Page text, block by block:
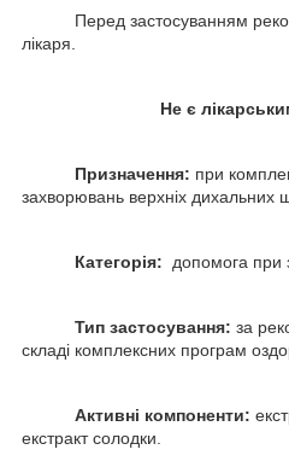
Перед застосуванням
лікаря.
Не є
Призначення: при
захворювань верхніх дихальних
Категорія: допомога при
Тип застосування: за
складі комплексних програм
Активні компоненти:
екстракт солодки.